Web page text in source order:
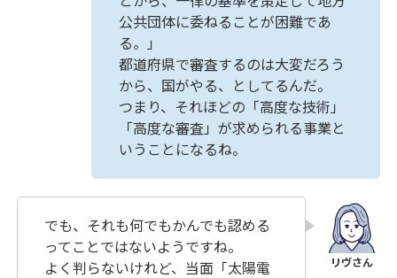
公共団体に委ねることが困難であ
る。」
都道府県で審査するのは大変だろう
から、国がやる、としてるんだ。
つまり、それほどの「高度な技術」
「高度な審査」が求められる事業と
いうことになるね。
でも、それも何でもかんでも認める
ってことではないようですね。
よく判らないけれど、当面「太陽電